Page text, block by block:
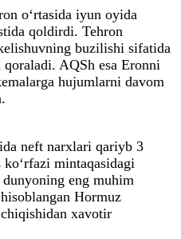
o‘rtasida iyun oyida
qoldirdi. Tehron
buzilishi sifatida
AQSh esa Eronni
hujumlarni davom
neft narxlari qariyb 3
mintaqasidagi
eng muhim
Hormuz
xavotir